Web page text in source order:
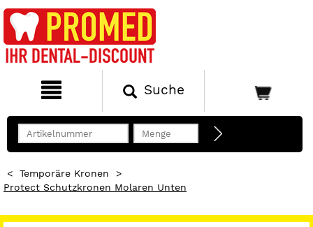
Suche
< Temporäre Kronen
>
Protect Schutzkronen Molaren Unten